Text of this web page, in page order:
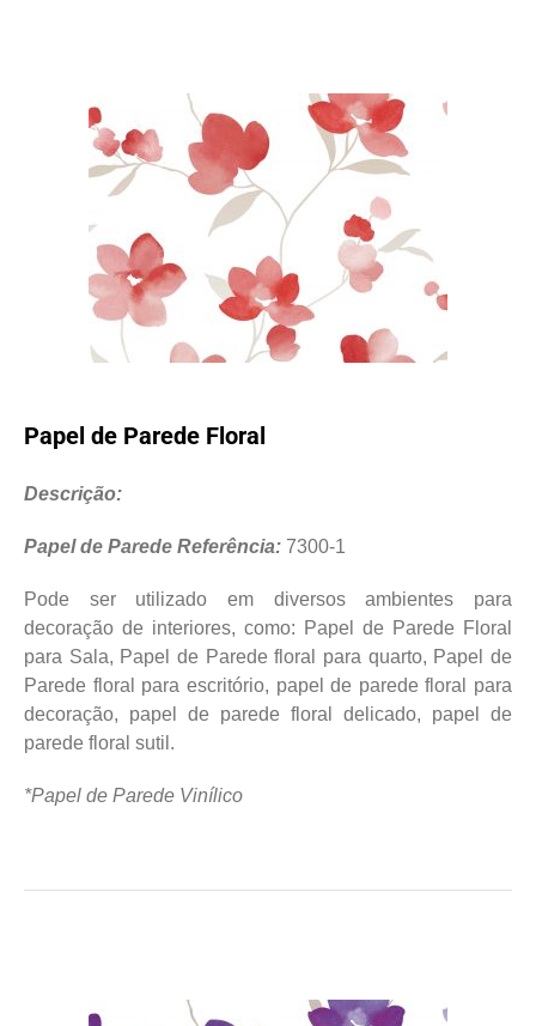
Papel de Parede Floral
Descrição:
Papel de Parede Referência: 7300-1
Pode ser utilizado em diversos ambientes para
decoração de interiores, como: Papel de Parede Floral
para Sala, Papel de Parede floral para quarto, Papel de
Parede floral para escritório, papel de parede floral para
decoração, papel de parede floral delicado, papel de
parede floral sutil.
*Papel de Parede Vinílico